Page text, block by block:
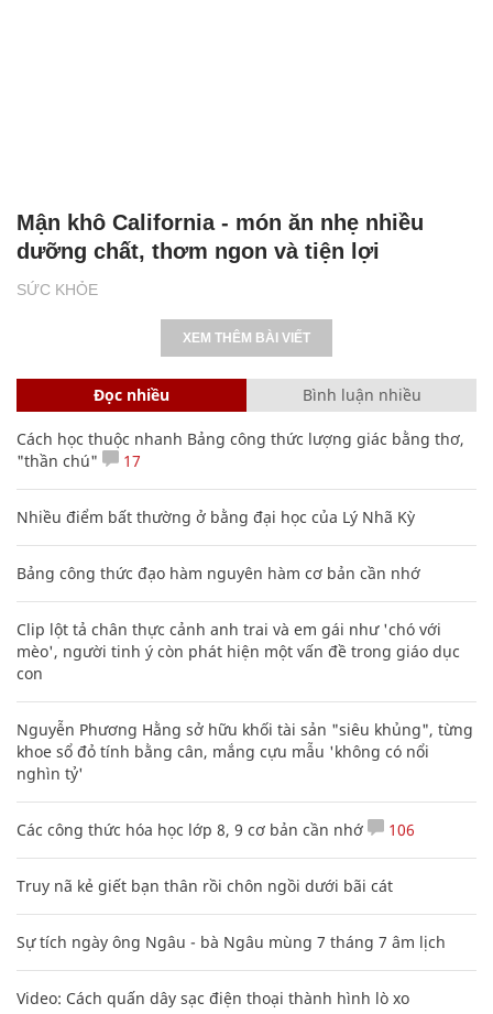
SỨC KHỎE
Mận khô California - món ăn nhẹ nhiều
dưỡng chất, thơm ngon và tiện lợi
XEM THÊM BÀI VIẾT
Đọc nhiều Bình luận nhiều
Cách học thuộc nhanh Bảng công thức lượng giác bằng thơ,
"thần chú"
17
Nhiều điểm bất thường ở bằng đại học của Lý Nhã Kỳ
Bảng công thức đạo hàm nguyên hàm cơ bản cần nhớ
Clip lột tả chân thực cảnh anh trai và em gái như 'chó với
mèo', người tinh ý còn phát hiện một vấn đề trong giáo dục
con
Nguyễn Phương Hằng sở hữu khối tài sản "siêu khủng", từng
khoe sổ đỏ tính bằng cân, mắng cựu mẫu 'không có nổi
nghìn tỷ'
Các công thức hóa học lớp 8, 9 cơ bản cần nhớ 106
Truy nã kẻ giết bạn thân rồi chôn ngồi dưới bãi cát
Sự tích ngày ông Ngâu - bà Ngâu mùng 7 tháng 7 âm lịch
Video: Cách quấn dây sạc điện thoại thành hình lò xo